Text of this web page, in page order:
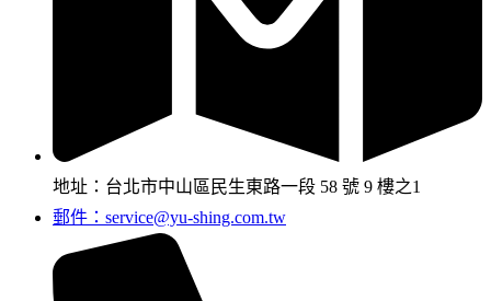
地址：台北市中山區民生東路一段 58 號 9 樓之1
郵件：service@yu-shing.com.tw